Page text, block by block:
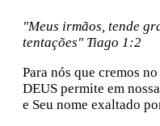
"Meus irmãos, tende
tentações" Tiago 1:2
Para nós que cremos
DEUS permite em
e Seu nome exaltado